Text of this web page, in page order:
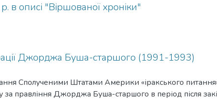
в описі "Віршованої хроніки"
Джорджа Буша-старшого (1991-1993)
Сполученими Штатами Америки «іракського
за правління Джорджа Буша-старшого в період після